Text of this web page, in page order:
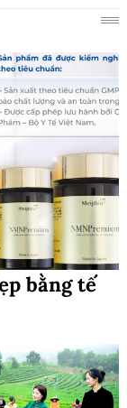
bằng tế